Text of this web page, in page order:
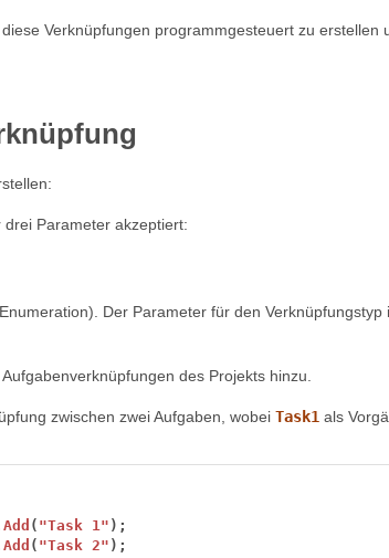
Verknüpfungen programmgesteuert zu erstellen
drei Parameter akzeptiert:
Enumeration). Der Parameter für den
des Projekts hinzu.
zwischen zwei Aufgaben, wobei Task1 als
Add ( "Task 1" );
Add ( "Task 2" );